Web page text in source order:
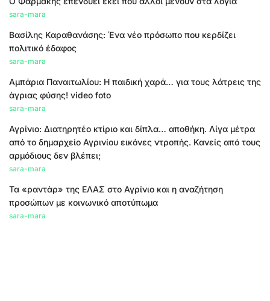
sara-mara
Βασίλης Καραθανάσης: Ένα νέο πρόσωπο που κερδίζει
πολιτικό έδαφος
sara-mara
Αμπάρια Παναιτωλίου: Η παιδική χαρά… για τους λάτρεις της
άγριας φύσης! video foto
sara-mara
Αγρίνιο: Διατηρητέο κτίριο και δίπλα… αποθήκη. Λίγα μέτρα
από το δημαρχείο Αγρινίου εικόνες ντροπής. Κανείς από τους
αρμόδιους δεν βλέπει;
sara-mara
Τα «ραντάρ» της ΕΛΑΣ στο Αγρίνιο και η αναζήτηση
προσώπων με κοινωνικό αποτύπωμα
sara-mara